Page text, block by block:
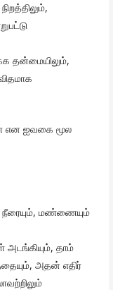
தன்மையிலும்,
என ஐவகை மூல
நீரையும், மண்ணையும்
அடங்கியும், தாம்
அதன் எதிர்